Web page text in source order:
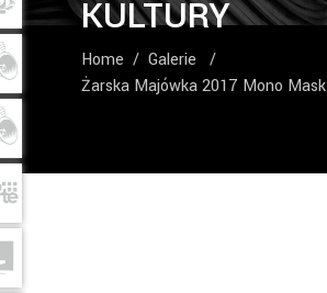
KULTURY
Home / Galerie
/
Żarska Majówka 2017 Mono Mask